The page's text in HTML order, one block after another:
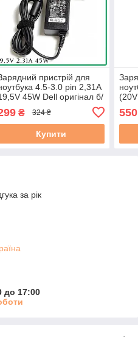
пристрій для
4.5-3.0 pin 2,31A
45W Dell оригінал б/
₴ 324 ₴
Купити
550
за рік
до 17:00